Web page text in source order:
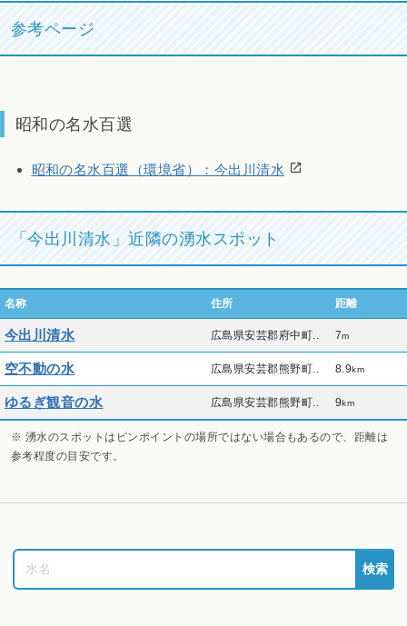
参考ページ
昭和の名水百選
昭和の名水百選（環境省）：今出川清水
「今出川清水」近隣の湧水スポット
名称 住所 距離
今出川清水 広島県安芸郡府中町.. 7m
空不動の水 広島県安芸郡熊野町.. 8.9km
ゆるぎ観音の水 広島県安芸郡熊野町.. 9km
※ 湧水のスポットはピンポイントの場所ではない場合もあるので、距離は
参考程度の目安です。
検索